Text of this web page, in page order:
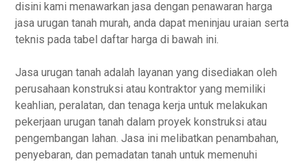
disini kami menawarkan jasa dengan penawaran harga
jasa urugan tanah murah, anda dapat meninjau uraian serta
teknis pada tabel daftar harga di bawah ini.
Jasa urugan tanah adalah layanan yang disediakan oleh
perusahaan konstruksi atau kontraktor yang memiliki
keahlian, peralatan, dan tenaga kerja untuk melakukan
pekerjaan urugan tanah dalam proyek konstruksi atau
pengembangan lahan. Jasa ini melibatkan penambahan,
penyebaran, dan pemadatan tanah untuk memenuhi